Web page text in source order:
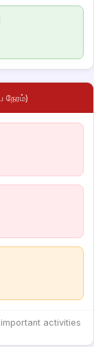
நேரம்)
activities